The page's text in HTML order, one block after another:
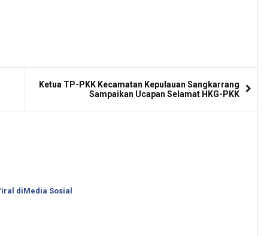
Ketua TP-PKK Kecamatan Kepulauan Sangkarrang
Sampaikan Ucapan Selamat HKG-PKK
diMedia Sosial